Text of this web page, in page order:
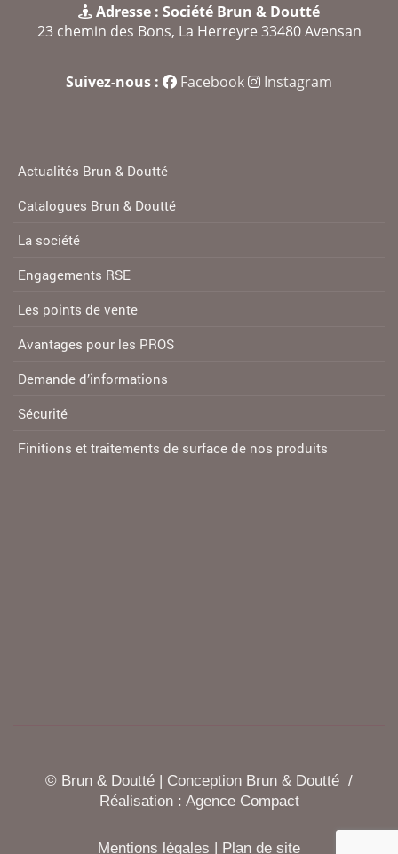
Adresse : Société Brun & Doutté
23 chemin des Bons, La Herreyre 33480 Avensan
Suivez-nous : Facebook Instagram
Actualités Brun & Doutté
Catalogues Brun & Doutté
La société
Engagements RSE
Les points de vente
Avantages pour les PROS
Demande d’informations
Sécurité
Finitions et traitements de surface de nos produits
© Brun & Doutté | Conception Brun & Doutté /
Réalisation : Agence Compact
Mentions légales | Plan de site